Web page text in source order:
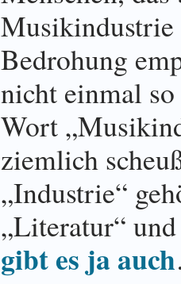
Musikindustrie
Bedrohung
nicht einmal
Wort
ziemlich
„Industrie“
„Literatur“
gibt es ja auch